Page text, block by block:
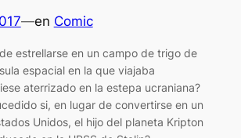
—en Comic
estrellarse en un campo de trigo de
espacial en la que viajaba
aterrizado en la estepa ucraniana?
si, en lugar de convertirse en un
Unidos, el hijo del planeta Kripton